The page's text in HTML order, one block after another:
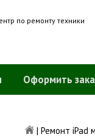
по ремонту техники
Оформить
| Ремонт iPad